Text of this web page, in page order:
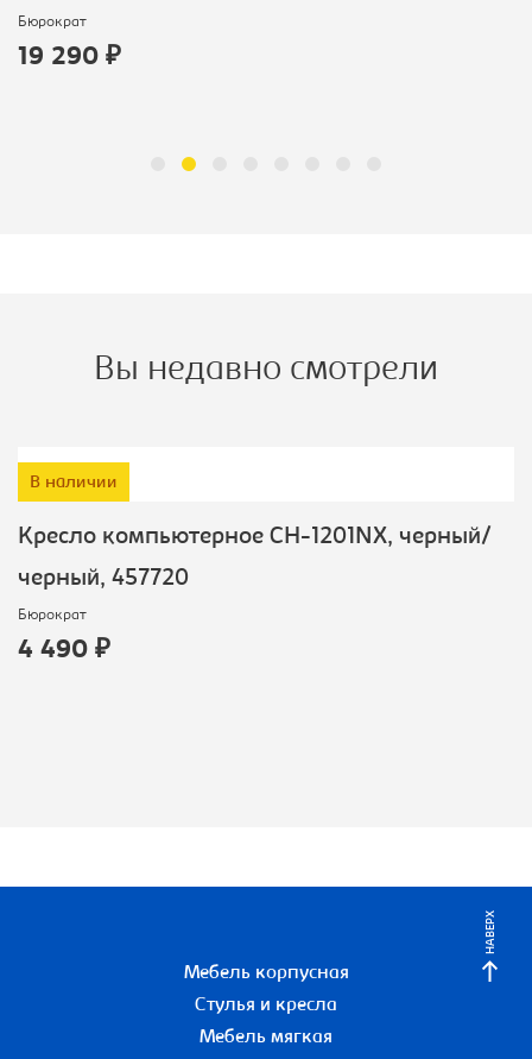
Бюрократ
19 290 ₽
Вы недавно смотрели
В наличии
Кресло компьютерное CH-1201NX, черный/
черный, 457720
Бюрократ
4 490 ₽
НАВЕРХ
Мебель корпусная
Стулья и кресла
Мебель мягкая